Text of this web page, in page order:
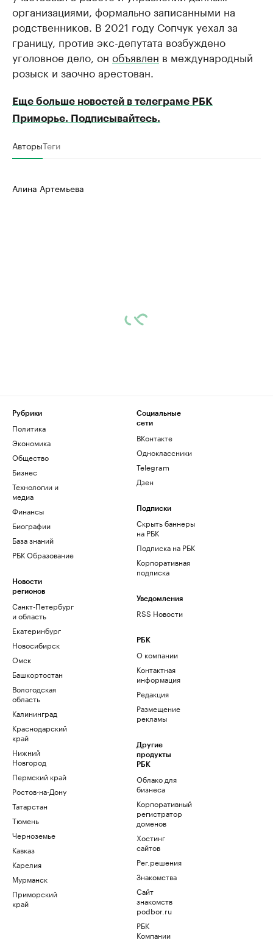
организациями, формально записанными на
родственников. В 2021 году Сопчук уехал за
границу, против экс-депутата возбуждено
уголовное дело, он объявлен в международный
розыск и заочно арестован.
Еще больше новостей в телеграме РБК
Приморье. Подписывайтесь.
АвторыТеги
Алина Артемьева
Рубрики
Политика
Экономика
Общество
Бизнес
Технологии и
медиа
Финансы
Биографии
База знаний
РБК Образование
Новости
регионов
Санкт-Петербург
и область
Екатеринбург
Новосибирск
Омск
Башкортостан
Вологодская
область
Калининград
Краснодарский
край
Нижний
Новгород
Пермский край
Ростов-на-Дону
Татарстан
Тюмень
Черноземье
Кавказ
Карелия
Мурманск
Приморский
край
Социальные
сети
ВКонтакте
Одноклассники
Telegram
Дзен
Подписки
Скрыть баннеры
на РБК
Подписка на РБК
Корпоративная
подписка
Уведомления
RSS Новости
РБК
О компании
Контактная
информация
Редакция
Размещение
рекламы
Другие
продукты
РБК
Облако для
бизнеса
Корпоративный
регистратор
доменов
Хостинг
сайтов
Рег.решения
Знакомства
Сайт
знакомств
podbor.ru
РБК
Компании